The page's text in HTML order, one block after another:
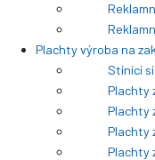
Plachty výroba na
Stínící
Plachty
Plachty
Plachty
Plachty